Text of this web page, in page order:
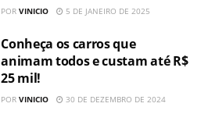
POR VINICIO 5 DE JANEIRO DE 2025
Conheça os carros que
animam todos e custam até R$
25 mil!
POR VINICIO 30 DE DEZEMBRO DE 2024